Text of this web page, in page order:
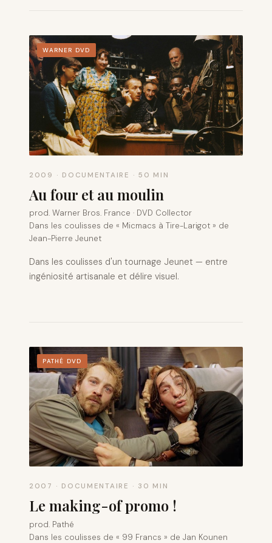
WARNER DVD
2009 · DOCUMENTAIRE · 50 MIN
Au four et au moulin
prod. Warner Bros. France · DVD Collector
Dans les coulisses de « Micmacs à Tire-Larigot » de
Jean-Pierre Jeunet
Dans les coulisses d'un tournage Jeunet — entre
ingéniosité artisanale et délire visuel.
PATHÉ DVD
2007 · DOCUMENTAIRE · 30 MIN
Le making-of promo !
prod. Pathé
Dans les coulisses de « 99 Francs » de Jan Kounen